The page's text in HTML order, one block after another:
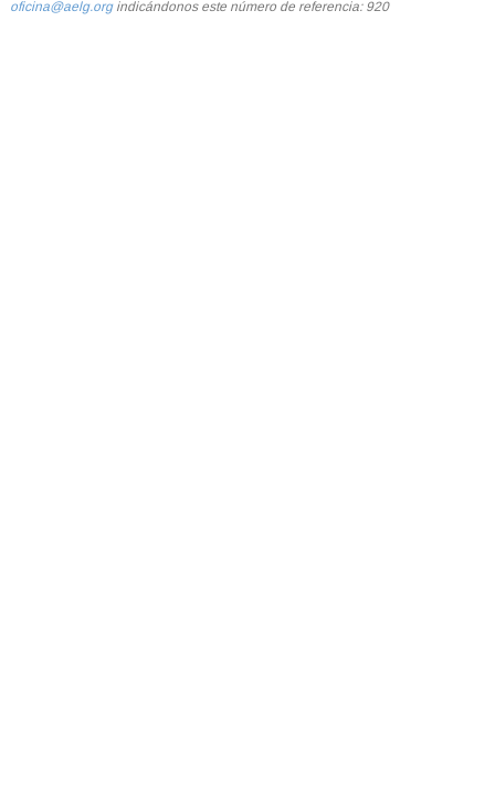
oficina@aelg.orgindicándonos este número de referencia: 920